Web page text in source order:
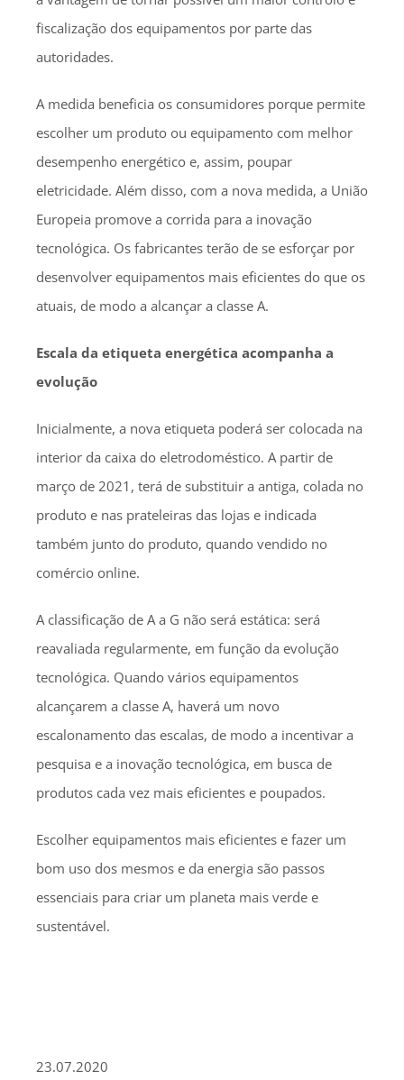
fiscalização dos equipamentos por parte das
autoridades.
A medida beneficia os consumidores porque permite
escolher um produto ou equipamento com melhor
desempenho energético e, assim, poupar
eletricidade. Além disso, com a nova medida, a União
Europeia promove a corrida para a inovação
tecnológica. Os fabricantes terão de se esforçar por
desenvolver equipamentos mais eficientes do que os
atuais, de modo a alcançar a classe A.
Escala da etiqueta energética acompanha a
evolução
Inicialmente, a nova etiqueta poderá ser colocada na
interior da caixa do eletrodoméstico. A partir de
março de 2021, terá de substituir a antiga, colada no
produto e nas prateleiras das lojas e indicada
também junto do produto, quando vendido no
comércio online.
A classificação de A a G não será estática: será
reavaliada regularmente, em função da evolução
tecnológica. Quando vários equipamentos
alcançarem a classe A, haverá um novo
escalonamento das escalas, de modo a incentivar a
pesquisa e a inovação tecnológica, em busca de
produtos cada vez mais eficientes e poupados.
Escolher equipamentos mais eficientes e fazer um
bom uso dos mesmos e da energia são passos
essenciais para criar um planeta mais verde e
sustentável.
23.07.2020